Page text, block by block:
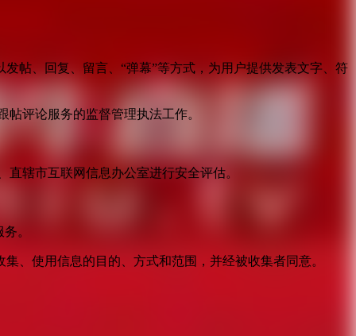
帖、回复、留言、“弹幕”等方式，为用户提供发表文字、符
评论服务的监督管理执法工作。
辖市互联网信息办公室进行安全评估。
。
、使用信息的目的、方式和范围，并经被收集者同意。